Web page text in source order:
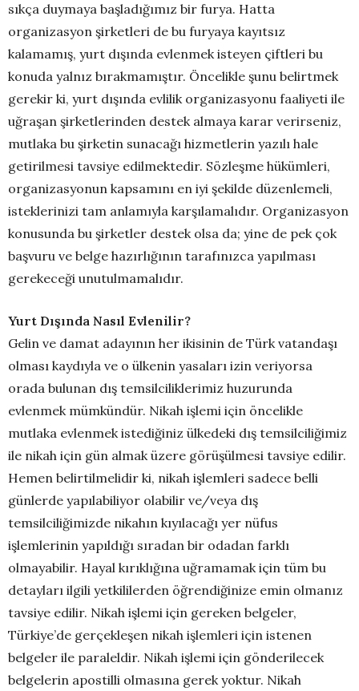
sıkça duymaya başladığımız bir furya. Hatta
organizasyon şirketleri de bu furyaya kayıtsız
kalamamış, yurt dışında evlenmek isteyen çiftleri bu
konuda yalnız bırakmamıştır. Öncelikle şunu belirtmek
gerekir ki, yurt dışında evlilik organizasyonu faaliyeti ile
uğraşan şirketlerinden destek almaya karar verirseniz,
mutlaka bu şirketin sunacağı hizmetlerin yazılı hale
getirilmesi tavsiye edilmektedir. Sözleşme hükümleri,
organizasyonun kapsamını en iyi şekilde düzenlemeli,
isteklerinizi tam anlamıyla karşılamalıdır. Organizasyon
konusunda bu şirketler destek olsa da; yine de pek çok
başvuru ve belge hazırlığının tarafınızca yapılması
gerekeceği unutulmamalıdır.
Yurt Dışında Nasıl Evlenilir?
Gelin ve damat adayının her ikisinin de Türk vatandaşı
olması kaydıyla ve o ülkenin yasaları izin veriyorsa
orada bulunan dış temsilciliklerimiz huzurunda
evlenmek mümkündür. Nikah işlemi için öncelikle
mutlaka evlenmek istediğiniz ülkedeki dış temsilciliğimiz
ile nikah için gün almak üzere görüşülmesi tavsiye edilir.
Hemen belirtilmelidir ki, nikah işlemleri sadece belli
günlerde yapılabiliyor olabilir ve/veya dış
temsilciliğimizde nikahın kıyılacağı yer nüfus
işlemlerinin yapıldığı sıradan bir odadan farklı
olmayabilir. Hayal kırıklığına uğramamak için tüm bu
detayları ilgili yetkililerden öğrendiğinize emin olmanız
tavsiye edilir. Nikah işlemi için gereken belgeler,
Türkiye’de gerçekleşen nikah işlemleri için istenen
belgeler ile paraleldir. Nikah işlemi için gönderilecek
belgelerin apostilli olmasına gerek yoktur. Nikah